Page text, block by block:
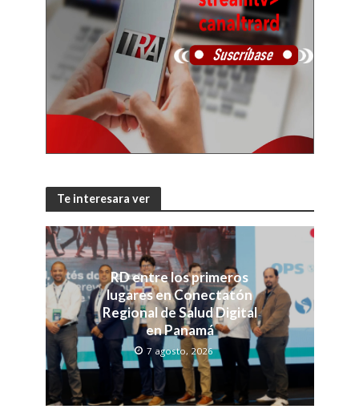
Te interesara ver
RD entre los primeros
lugares en Conectatón
Regional de Salud Digital
en Panamá
7 agosto, 2026